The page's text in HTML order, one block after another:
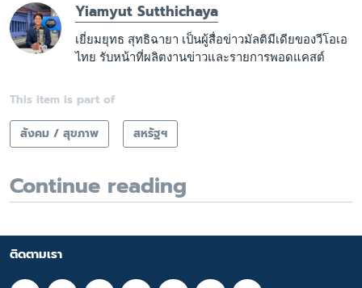
Yiamyut Sutthichaya
เยี่ยมยุทธ สุทธิฉายา เป็นผู้สื่อข่าวมัลติมีเดียของวีโอเอ
ไทย รับหน้าที่ผลิตงานข่าวและรายการพอดแคสต์
This item is part of
สังคม / สุขภาพ
สหรัฐฯ
Continue reading
ติดตามเรา